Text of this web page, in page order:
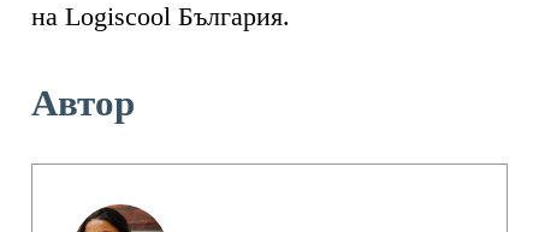
на Logiscool България.
Автор